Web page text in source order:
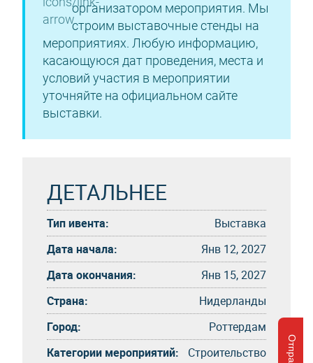
организатором мероприятия. Мы
строим выставочные стенды на
мероприятиях. Любую информацию,
касающуюся дат проведения, места и
условий участия в мероприятии
уточняйте на официальном сайте
выставки.
ДЕТАЛЬНЕЕ
Тип ивента:
Выставка
Дата начала:
Янв 12, 2027
Дата окончания:
Янв 15, 2027
Страна:
Нидерланды
Город:
Роттердам
Категории мероприятий:
Строительство